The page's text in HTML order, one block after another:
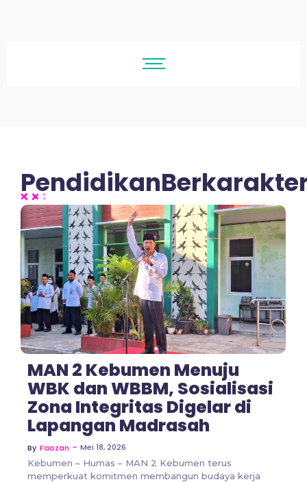
No Comments
MAN 2 Kebumen Menuju
WBK dan WBBM, Sosialisasi
Zona Integritas Digelar di
Lapangan Madrasah
By Faozan ~ Mei 18, 2026
Kebumen – Humas – MAN 2 Kebumen terus
memperkuat komitmen membangun budaya kerja